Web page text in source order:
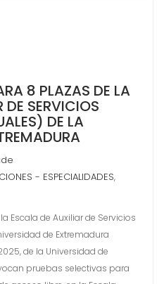
8 PLAZAS DE LA
DE SERVICIOS
DE LA
- ESPECIALIDADES,
Escala de Auxiliar de Servicios
de Extremadura
de la Universidad de
pruebas selectivas para